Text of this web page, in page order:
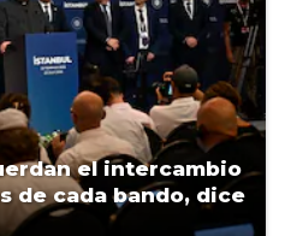
el intercambio
de cada bando, dice